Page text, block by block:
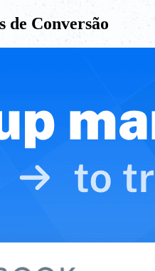
de Conversão